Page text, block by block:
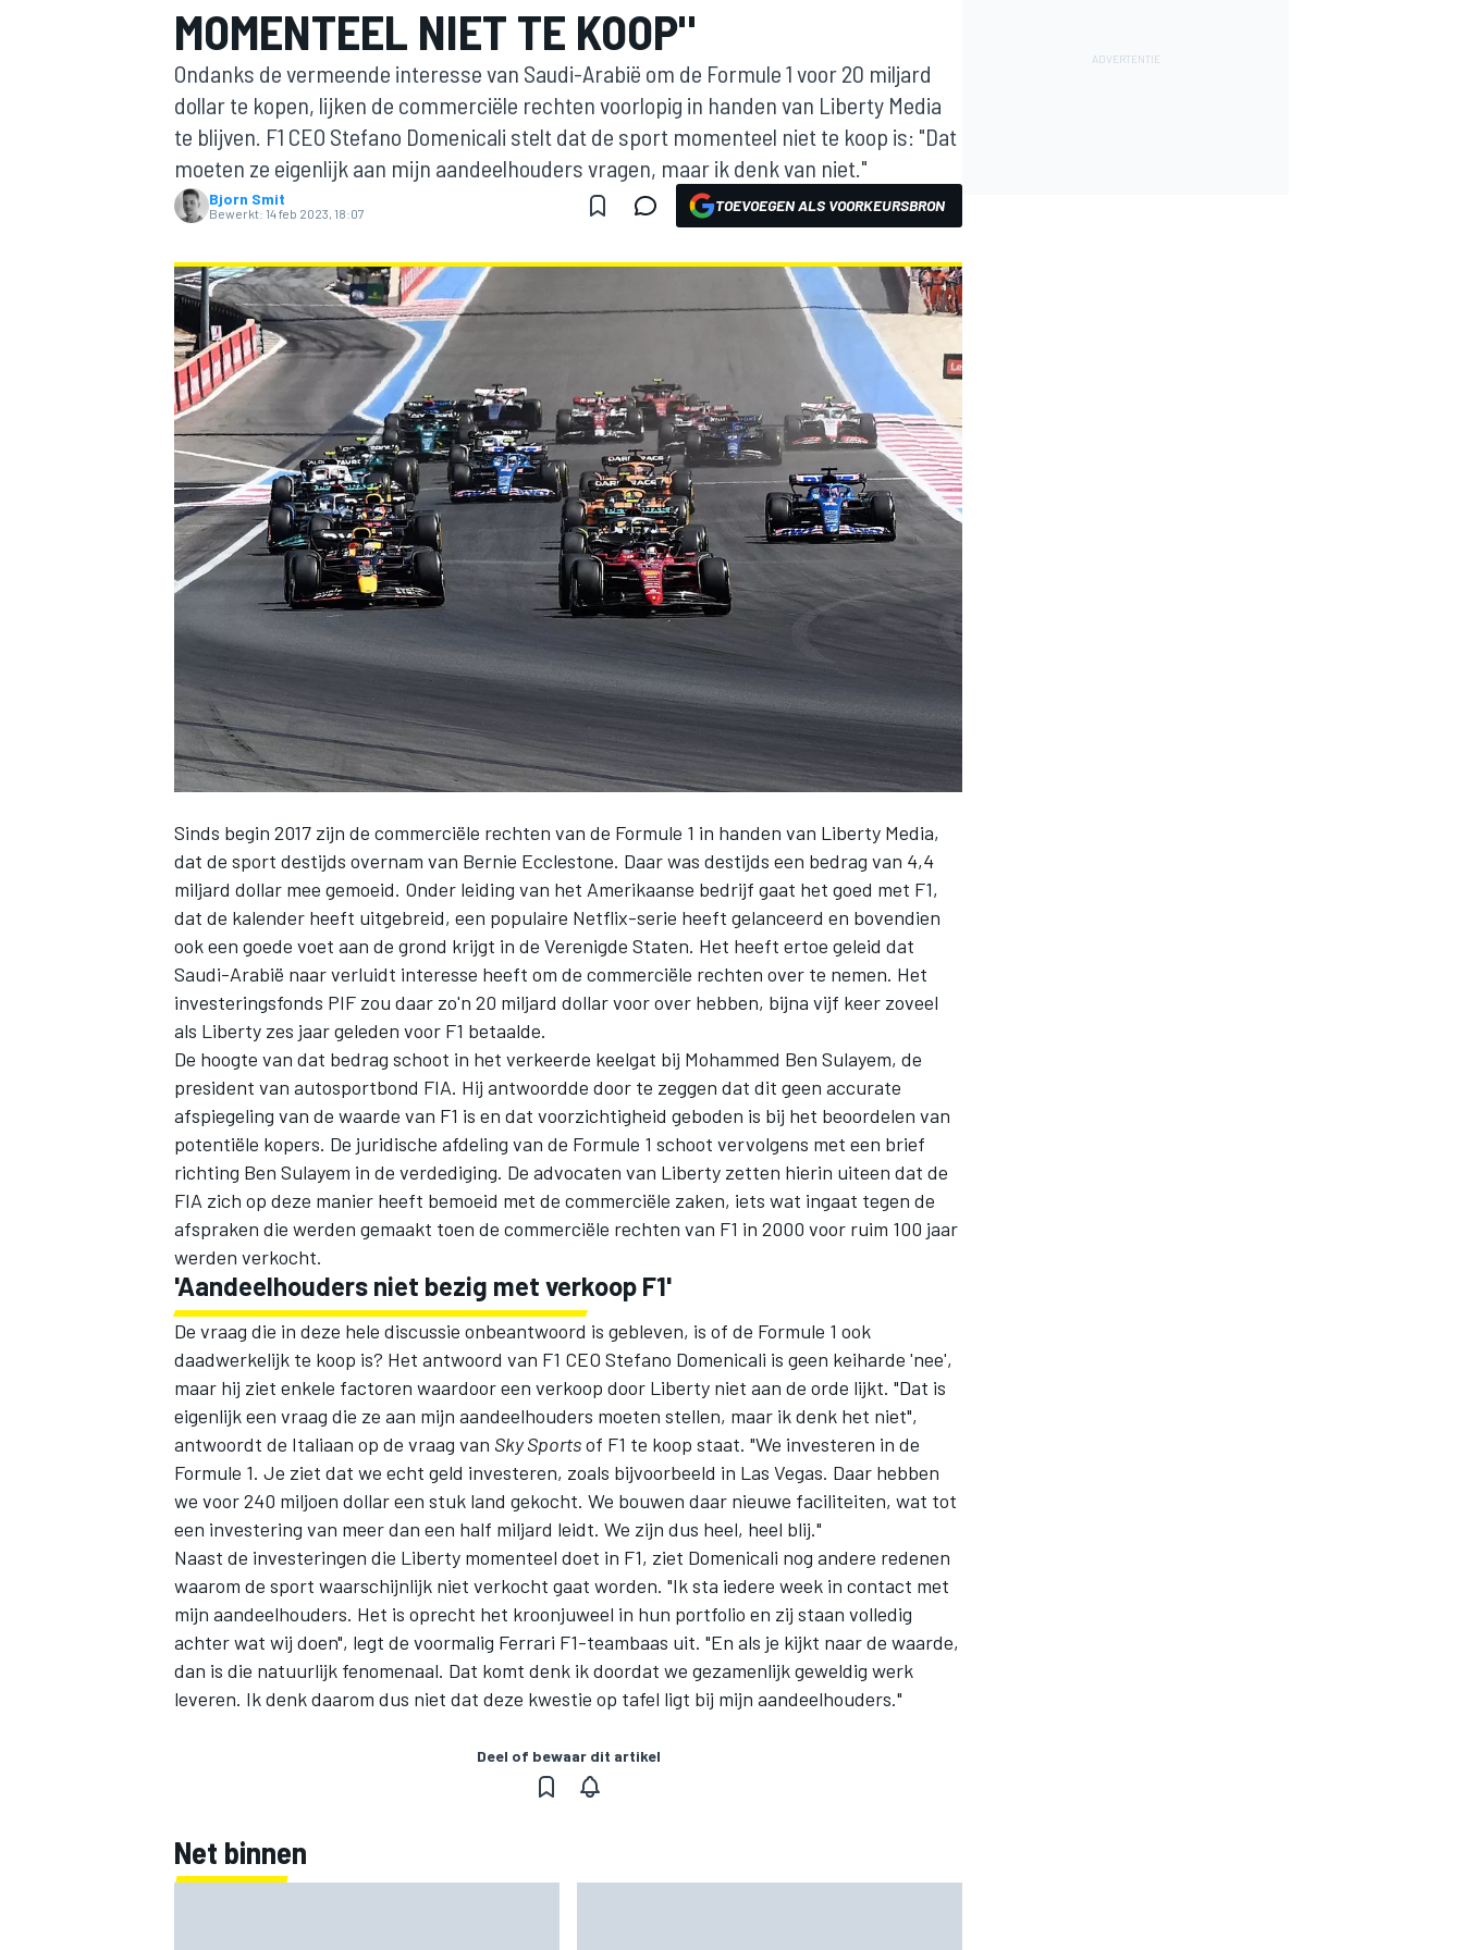
INDYCAR
WEC DTM
MOMENTEEL NIET TE KOOP"
Ondanks de vermeende interesse van Saudi-Arabië om de Formule 1 voor 20 miljard
dollar te kopen, lijken de commerciële rechten voorlopig in handen van Liberty Media
te blijven. F1 CEO Stefano Domenicali stelt dat de sport momenteel niet te koop is: "Dat
moeten ze eigenlijk aan mijn aandeelhouders vragen, maar ik denk van niet."
Bjorn Smit
Bewerkt: 14 feb 2023, 18:07 TOEVOEGEN ALS VOORKEURSBRON
Sinds begin 2017 zijn de commerciële rechten van de Formule 1 in handen van Liberty Media,
dat de sport destijds overnam van Bernie Ecclestone. Daar was destijds een bedrag van 4,4
miljard dollar mee gemoeid. Onder leiding van het Amerikaanse bedrijf gaat het goed met F1,
dat de kalender heeft uitgebreid, een populaire Netflix-serie heeft gelanceerd en bovendien
ook een goede voet aan de grond krijgt in de Verenigde Staten. Het heeft ertoe geleid dat
Saudi-Arabië naar verluidt interesse heeft om de commerciële rechten over te nemen. Het
investeringsfonds PIF zou daar zo'n 20 miljard dollar voor over hebben, bijna vijf keer zoveel
als Liberty zes jaar geleden voor F1 betaalde.
De hoogte van dat bedrag schoot in het verkeerde keelgat bij Mohammed Ben Sulayem, de
president van autosportbond FIA. Hij antwoordde door te zeggen dat dit geen accurate
afspiegeling van de waarde van F1 is en dat voorzichtigheid geboden is bij het beoordelen van
potentiële kopers. De juridische afdeling van de Formule 1 schoot vervolgens met een brief
richting Ben Sulayem in de verdediging. De advocaten van Liberty zetten hierin uiteen dat de
FIA zich op deze manier heeft bemoeid met de commerciële zaken, iets wat ingaat tegen de
afspraken die werden gemaakt toen de commerciële rechten van F1 in 2000 voor ruim 100 jaar
werden verkocht.
'Aandeelhouders niet bezig met verkoop F1'
De vraag die in deze hele discussie onbeantwoord is gebleven, is of de Formule 1 ook
daadwerkelijk te koop is? Het antwoord van F1 CEO Stefano Domenicali is geen keiharde 'nee',
maar hij ziet enkele factoren waardoor een verkoop door Liberty niet aan de orde lijkt. "Dat is
eigenlijk een vraag die ze aan mijn aandeelhouders moeten stellen, maar ik denk het niet",
antwoordt de Italiaan op de vraag van Sky Sportsof F1 te koop staat. "We investeren in de
Formule 1. Je ziet dat we echt geld investeren, zoals bijvoorbeeld in Las Vegas. Daar hebben
we voor 240 miljoen dollar een stuk land gekocht. We bouwen daar nieuwe faciliteiten, wat tot
een investering van meer dan een half miljard leidt. We zijn dus heel, heel blij."
Naast de investeringen die Liberty momenteel doet in F1, ziet Domenicali nog andere redenen
waarom de sport waarschijnlijk niet verkocht gaat worden. "Ik sta iedere week in contact met
mijn aandeelhouders. Het is oprecht het kroonjuweel in hun portfolio en zij staan volledig
achter wat wij doen", legt de voormalig Ferrari F1-teambaas uit. "En als je kijkt naar de waarde,
dan is die natuurlijk fenomenaal. Dat komt denk ik doordat we gezamenlijk geweldig werk
leveren. Ik denk daarom dus niet dat deze kwestie op tafel ligt bij mijn aandeelhouders."
Deel of bewaar dit artikel
Net binnen